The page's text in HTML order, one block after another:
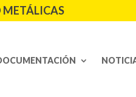
METÁLICAS